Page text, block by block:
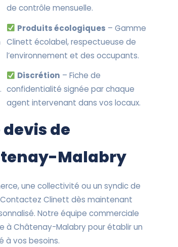
de contrôle mensuelle.
Produits écologiques – Gamme
Clinett écolabel, respectueuse de
l’environnement et des occupants.
Discrétion – Fiche de
confidentialité signée par chaque
agent intervenant dans vos locaux.
de
Malabry
une collectivité ou un syndic de
Clinett dès maintenant
Notre équipe commerciale
à Châtenay-Malabry pour établir un
à vos besoins.